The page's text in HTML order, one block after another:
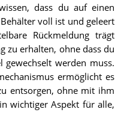
dass du auf einen
voll ist und geleert
Rückmeldung trägt
zu erhalten, ohne dass du
werden muss.
ermöglicht es
entsorgen, ohne mit ihm
wichtiger Aspekt für alle,